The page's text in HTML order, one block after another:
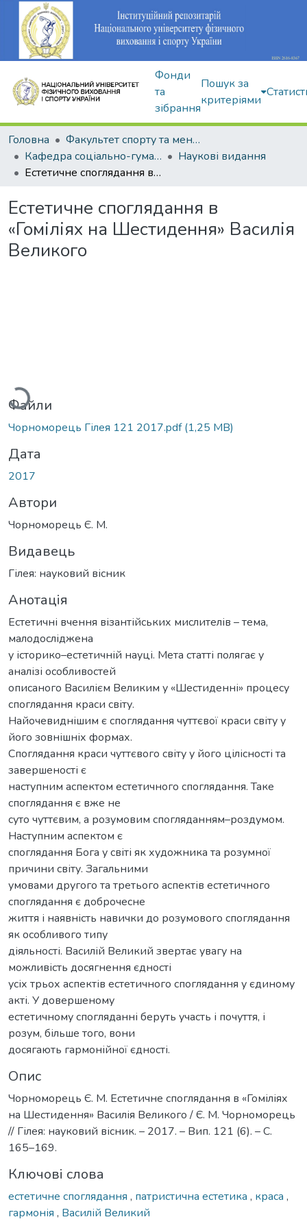
Фонди
та
зібрання
Пошук за
критеріями
Головна
Факультет спорту та менеджменту
Кафедра соціально-гуманітарних дисциплін
Наукові видання
Естетичне споглядання в «Гоміліях на Шестидення» Василія Великого
Естетичне споглядання в
«Гоміліях на Шестидення» Василія
Великого
Вантажиться...
Файли
Чорноморець Гілея 121 2017.pdf(1,25 MB)
Дата
2017
Автори
Чорноморець Є. М.
Видавець
Гілея: науковий вісник
Анотація
Естетичні вчення візантійських мислителів – тема,
малодосліджена
у історико–естетичній науці. Мета статті полягає у
аналізі особливостей
описаного Василієм Великим у «Шестиденні» процесу
споглядання краси світу.
Найочевиднішим є споглядання чуттєвої краси світу у
його зовнішніх формах.
Споглядання краси чуттєвого світу у його цілісності та
завершеності є
наступним аспектом естетичного споглядання. Таке
споглядання є вже не
суто чуттєвим, а розумовим спогляданням–роздумом.
Наступним аспектом є
споглядання Бога у світі як художника та розумної
причини світу. Загальними
умовами другого та третього аспектів естетичного
споглядання є доброчесне
життя і наявність навички до розумового споглядання
як особливого типу
діяльності. Василій Великий звертає увагу на
можливість досягнення єдності
усіх трьох аспектів естетичного споглядання у єдиному
акті. У довершеному
естетичному спогляданні беруть участь і почуття, і
розум, більше того, вони
досягають гармонійної єдності.
Опис
Чорноморець Є. М. Естетичне споглядання в «Гоміліях
на Шестидення» Василія Великого / Є. М. Чорноморець
// Гілея: науковий вісник. – 2017. – Вип. 121 (6). – С.
165–169.
Ключові слова
естетичне споглядання , патристична естетика , краса ,
гармонія , Василій Великий